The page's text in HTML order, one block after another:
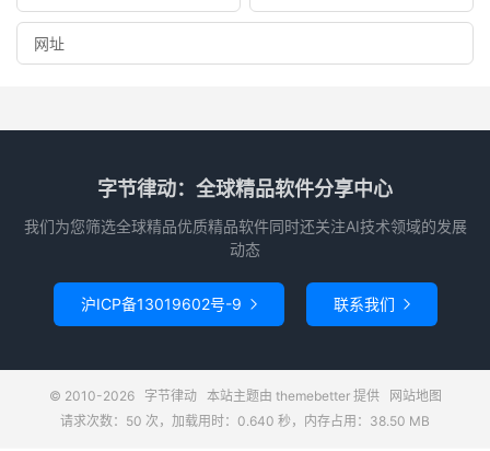
字节律动：全球精品软件分享中心
我们为您筛选全球精品优质精品软件同时还关注AI技术领域的发展
动态
沪ICP备13019602号-9  联系我们 
© 2010-2026 字节律动本站主题由 themebetter提供 网站地图
请求次数：50 次，加载用时：0.640 秒，内存占用：38.50 MB